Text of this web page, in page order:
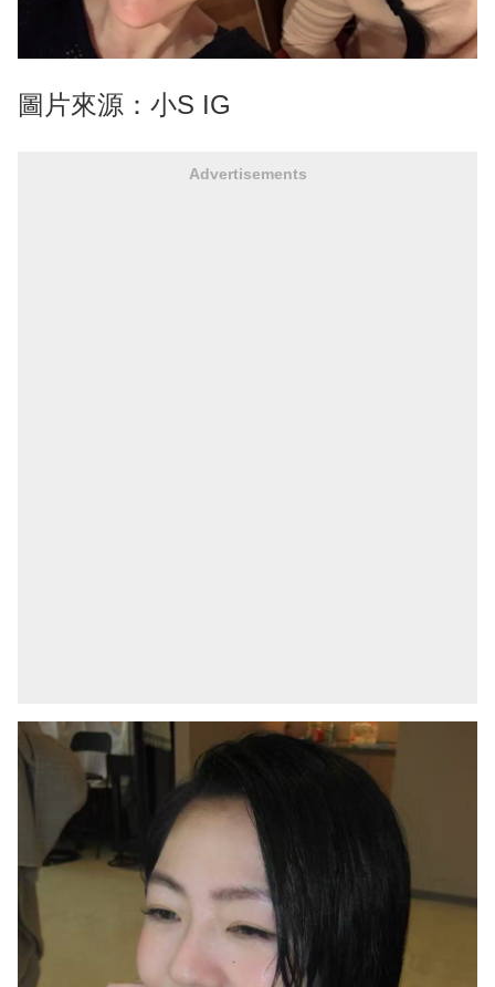
圖片來源：小S IG
Advertisements